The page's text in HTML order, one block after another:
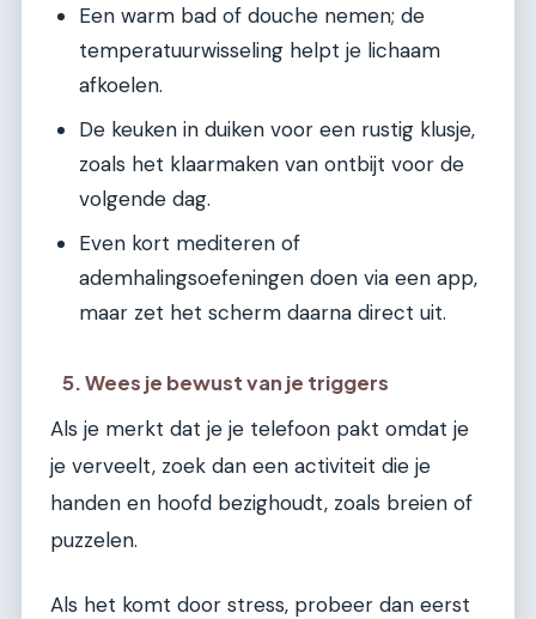
Een warm bad of douche nemen; de
temperatuurwisseling helpt je lichaam
afkoelen.
De keuken in duiken voor een rustig klusje,
zoals het klaarmaken van ontbijt voor de
volgende dag.
Even kort mediteren of
ademhalingsoefeningen doen via een app,
maar zet het scherm daarna direct uit.
5. Wees je bewust van je triggers
Als je merkt dat je je telefoon pakt omdat je
je verveelt, zoek dan een activiteit die je
handen en hoofd bezighoudt, zoals breien of
puzzelen.
Als het komt door stress, probeer dan eerst